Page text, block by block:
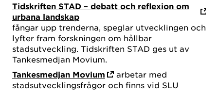
Tidskriften STAD – debatt och reflexion om
urbana landskap
fångar upp trenderna, speglar utvecklingen och
lyfter fram forskningen om hållbar
stadsutveckling. Tidskriften STAD ges ut av
Tankesmedjan Movium.
Tankesmedjan Movium
arbetar med
stadsutvecklingsfrågor och finns vid SLU